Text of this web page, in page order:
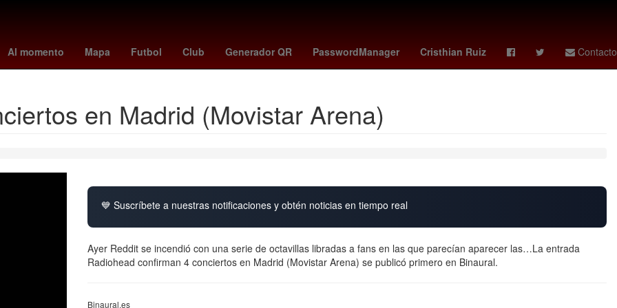
Al momento Mapa Futbol Club Generador QR PasswordManager Cristhian Ruiz Contacto
Capital Humano Ridley Scott deportivo cali - pasto 27 de marzo Nueva York Lothar Matthäus
en Madrid (Movistar Arena)
💙 Suscríbete a nuestras notificaciones y obtén noticias en tiempo real
Ayer Reddit se incendió con una serie de octavillas libradas a fans en las que parecían aparecer las…La entrada
Radiohead confirman 4 conciertos en Madrid (Movistar Arena) se publicó primero en Binaural.
Binaural.es